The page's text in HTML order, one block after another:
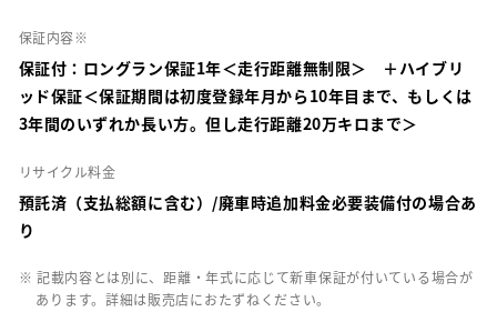
保証内容※
保証付：ロングラン保証1年＜走行距離無制限＞ ＋ハイブリ
ッド保証＜保証期間は初度登録年月から10年目まで、もしくは
3年間のいずれか長い方。但し走行距離20万キロまで＞
リサイクル料金
預託済（支払総額に含む）/廃車時追加料金必要装備付の場合あ
り
※ 記載内容とは別に、距離・年式に応じて新車保証が付いている場合が
あります。詳細は販売店におたずねください。